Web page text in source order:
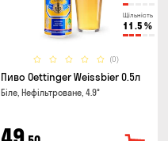
Щільність
11.5 %
(0)
Пиво Oettinger Weissbier 0.5л
Біле, Нефільтроване, 4.9°